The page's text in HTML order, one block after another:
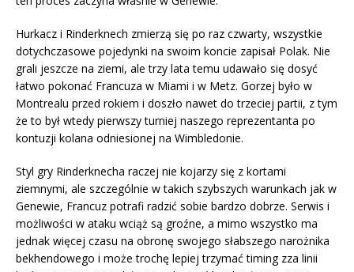
Hurkacz i Rinderknech zmierzą się po raz czwarty, wszystkie
dotychczasowe pojedynki na swoim koncie zapisał Polak. Nie
grali jeszcze na ziemi, ale trzy lata temu udawało się dosyć
łatwo pokonać Francuza w Miami i w Metz. Gorzej było w
Montrealu przed rokiem i doszło nawet do trzeciej partii, z tym
że to był wtedy pierwszy turniej naszego reprezentanta po
kontuzji kolana odniesionej na Wimbledonie.
Styl gry Rinderknecha raczej nie kojarzy się z kortami
ziemnymi, ale szczególnie w takich szybszych warunkach jak w
Genewie, Francuz potrafi radzić sobie bardzo dobrze. Serwis i
możliwości w ataku wciąż są groźne, a mimo wszystko ma
jednak więcej czasu na obronę swojego słabszego narożnika
bekhendowego i może trochę lepiej trzymać timing zza linii